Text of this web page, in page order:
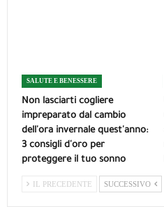
SALUTE E BENESSERE
Non lasciarti cogliere
impreparato dal cambio
dell'ora invernale quest'anno:
3 consigli d'oro per
proteggere il tuo sonno
IL PRECEDENTE SUCCESSIVO